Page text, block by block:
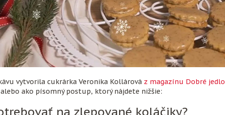
vytvorila cukrárka Veronika Kollárová z magazínu Dobré jedlo
ako písomný postup, ktorý nájdete nižšie:
na zlepované koláčiky?